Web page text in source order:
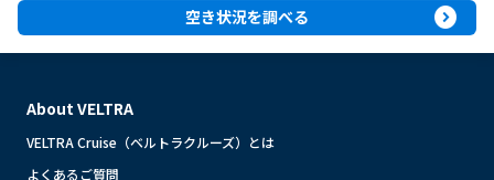
空き状況を調べる expand_circle_right
About VELTRA
VELTRA Cruise（ベルトラクルーズ）とは
よくあるご質問